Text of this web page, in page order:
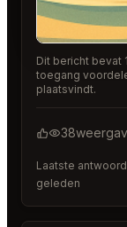
Dit bericht bevat
toegang
plaatsvindt.
38
Laatste
geleden